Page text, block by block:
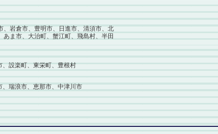
岩倉市、豊明市、日進市、清須市、北
ま市、大治町、蟹江町、飛島村、半田
設楽町、東栄町、豊根村
瑞浪市、恵那市、中津川市